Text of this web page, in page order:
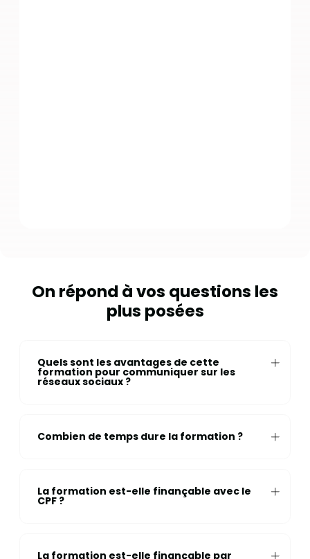
On répond à vos questions les
plus posées
Quels sont les avantages de cette
formation pour communiquer sur les
réseaux sociaux ?
Combien de temps dure la formation ?
La formation est-elle finançable avec le
CPF ?
La formation est-elle finançable par